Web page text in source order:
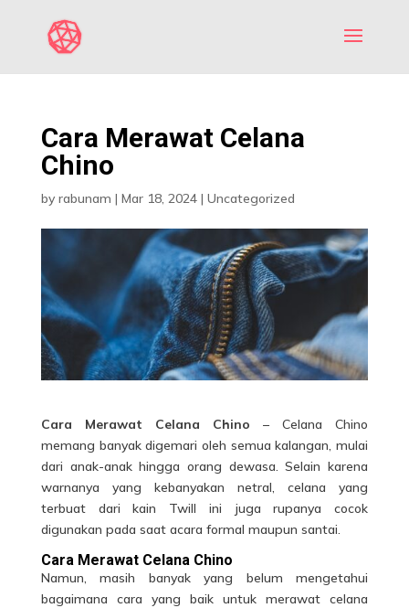
Cara Merawat Celana
Chino
by rabunam | Mar 18, 2024| Uncategorized
Cara Merawat Celana Chino– Celana Chino
memang banyak digemari oleh semua kalangan, mulai
dari anak-anak hingga orang dewasa. Selain karena
warnanya yang kebanyakan netral, celana yang
terbuat dari kain Twill ini juga rupanya cocok
digunakan pada saat acara formal maupun santai.
Cara Merawat Celana Chino
Namun, masih banyak yang belum mengetahui
bagaimana cara yang baik untuk merawat celana